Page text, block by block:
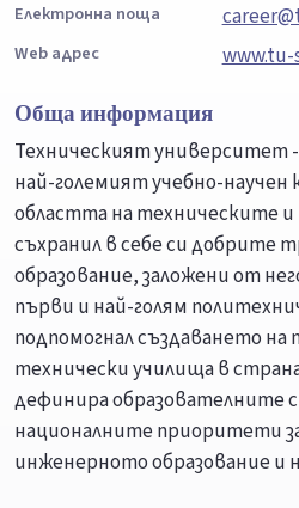
Електронна поща
Web адрес
www.tu-
Обща информация
Техническият университет
най-големият учебно-научен
областта на техническите
съхранил в себе си добрите
образование, заложени от
първи и най-голям
подпомогнал създаването
технически училища в
дефинира образователните
националните приоритети
инженерното образование и